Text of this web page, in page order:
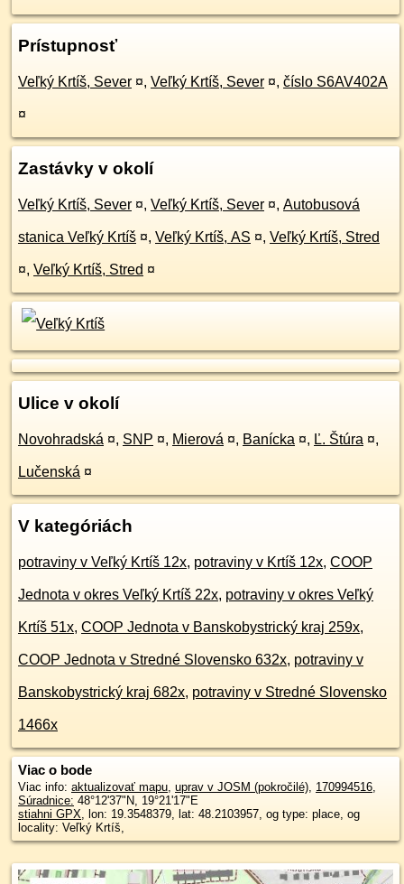
Prístupnosť
Veľký Krtíš, Sever ¤, Veľký Krtíš, Sever ¤, číslo S6AV402A
¤
Zastávky v okolí
Veľký Krtíš, Sever ¤, Veľký Krtíš, Sever ¤, Autobusová
stanica Veľký Krtíš ¤, Veľký Krtíš, AS ¤, Veľký Krtíš, Stred
¤, Veľký Krtíš, Stred ¤
Ulice v okolí
Novohradská ¤, SNP ¤, Mierová ¤, Banícka ¤, Ľ. Štúra ¤,
Lučenská ¤
V kategóriách
potraviny v Veľký Krtíš 12x, potraviny v Krtíš 12x, COOP
Jednota v okres Veľký Krtíš 22x, potraviny v okres Veľký
Krtíš 51x, COOP Jednota v Banskobystrický kraj 259x,
COOP Jednota v Stredné Slovensko 632x, potraviny v
Banskobystrický kraj 682x, potraviny v Stredné Slovensko
1466x
Viac o bode
Viac info: aktualizovať mapu, uprav v JOSM (pokročilé), 170994516,
Súradnice: 48°12'37"N, 19°21'17"E
stiahni GPX, lon: 19.3548379, lat: 48.2103957, og type: place, og
locality: Veľký Krtíš,